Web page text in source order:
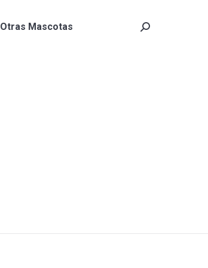
Otras Mascotas Search:
Otras Mascotas Search: